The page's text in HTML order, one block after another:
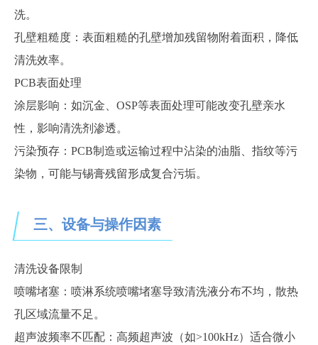
洗。
孔壁粗糙度：表面粗糙的孔壁增加残留物附着面积，降低
清洗效率。
PCB表面处理
涂层影响：如沉金、 OSP等表面处理可能改变孔壁亲水
性，影响清洗剂渗透。
污染预存： PCB制造或运输过程中沾染的油脂、指纹等污
染物，可能与锡膏残留形成复合污垢。
三、设备与操作因素
清洗设备限制
喷嘴堵塞：喷淋系统喷嘴堵塞导致清洗液分布不均，散热
孔区域流量不足。
超声波频率不匹配：高频超声波（如>100kHz）适合微小